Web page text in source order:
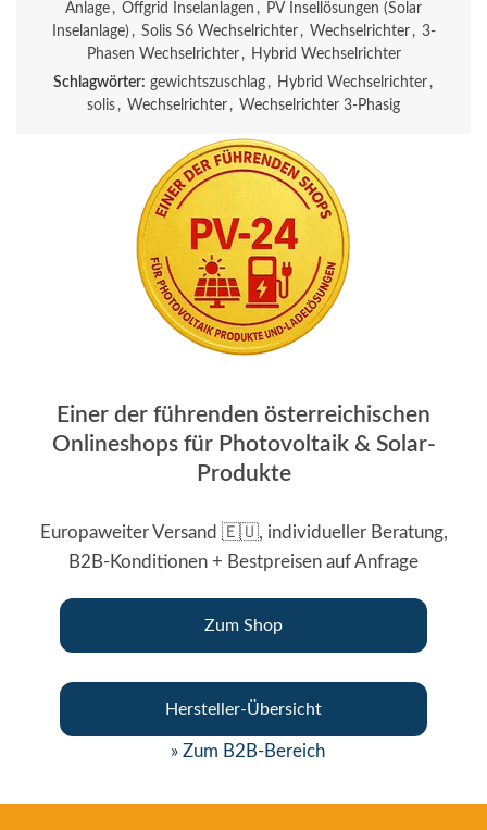
Anlage , Offgrid Inselanlagen , PV Insellösungen (Solar
Inselanlage) , Solis S6 Wechselrichter , Wechselrichter , 3-
Phasen Wechselrichter ,
Hybrid Wechselrichter
Schlagwörter: gewichtszuschlag , Hybrid Wechselrichter ,
solis , Wechselrichter , Wechselrichter 3-Phasig
Einer der führenden österreichischen
Onlineshops für Photovoltaik & Solar-
Produkte
Europaweiter Versand 🇪🇺, individueller Beratung,
B2B-Konditionen + Bestpreisen auf Anfrage
Zum Shop
Hersteller-Übersicht
» Zum B2B-Bereich